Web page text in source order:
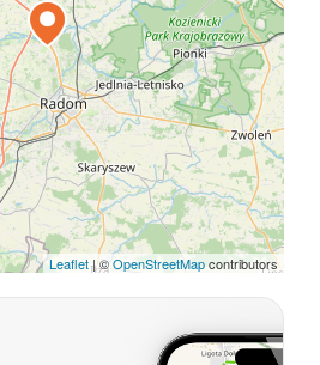
Leaflet|©OpenStreetMapcontributors